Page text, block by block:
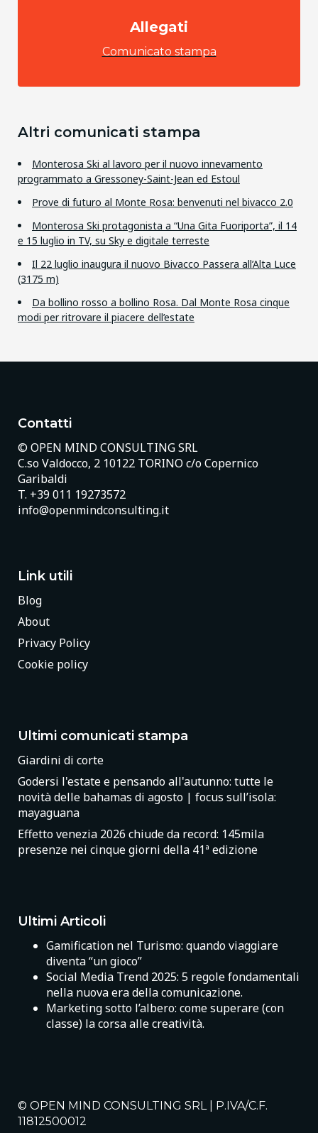
Allegati
Comunicato stampa
Altri comunicati stampa
Monterosa Ski al lavoro per il nuovo innevamento
programmato a Gressoney-Saint-Jean ed Estoul
Prove di futuro al Monte Rosa: benvenuti nel bivacco 2.0
Monterosa Ski protagonista a “Una Gita Fuoriporta”, il 14
e 15 luglio in TV, su Sky e digitale terreste
Il 22 luglio inaugura il nuovo Bivacco Passera all’Alta Luce
(3175 m)
Da bollino rosso a bollino Rosa. Dal Monte Rosa cinque
modi per ritrovare il piacere dell’estate
Contatti
© OPEN MIND CONSULTING SRL
C.so Valdocco, 2 10122 TORINO c/o Copernico
Garibaldi
T. +39 011 19273572
info@openmindconsulting.it
Link utili
Blog
About
Privacy Policy
Cookie policy
Ultimi comunicati stampa
Giardini di corte
Godersi l'estate e pensando all'autunno: tutte le
novità delle bahamas di agosto | focus sull’isola:
mayaguana
Effetto venezia 2026 chiude da record: 145mila
presenze nei cinque giorni della 41ª edizione
Ultimi Articoli
Gamification nel Turismo: quando viaggiare
diventa “un gioco”
Social Media Trend 2025: 5 regole fondamentali
nella nuova era della comunicazione.
Marketing sotto l’albero: come superare (con
classe) la corsa alle creatività.
© OPEN MIND CONSULTING SRL | P.IVA/C.F.
11812500012